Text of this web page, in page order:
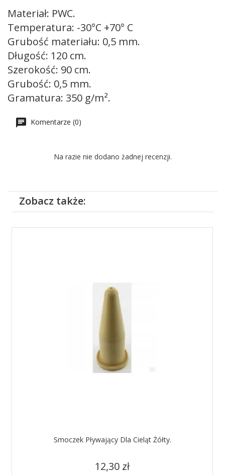
Materiał: PWC.
Temperatura: -30°C +70° C
Grubość materiału: 0,5 mm.
Długość: 120 cm.
Szerokość: 90 cm.
Grubość: 0,5 mm.
Gramatura: 350 g/m².
Komentarze (0)
Na razie nie dodano żadnej recenzji.
Zobacz także:
Smoczek Pływający Dla Cieląt Żółty.
Cena
12,30 zł